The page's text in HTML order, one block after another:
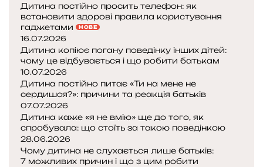
Дитина постійно просить телефон: як
встановити здорові правила користування
гаджетами
НОВЕ
16.07.2026
Дитина копіює погану поведінку інших дітей:
чому це відбувається і що робити батькам
10.07.2026
Дитина постійно питає «Ти на мене не
сердишся?»: причини та реакція батьків
07.07.2026
Дитина каже «я не вмію» ще до того, як
спробувала: що стоїть за такою поведінкою
28.06.2026
Чому дитина не слухається лише батьків:
7 можливих причин і що з цим робити